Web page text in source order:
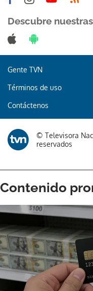
Descubre
Gente TVN
Términos de uso
Contáctenos
© Televisora
reservados